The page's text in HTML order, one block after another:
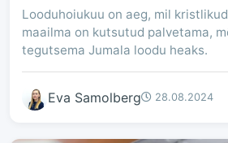
Looduhoiukuu on aeg, mil
maailma on kutsutud palvetama,
tegutsema Jumala loodu heaks.
Eva Samolberg 28.08.2024